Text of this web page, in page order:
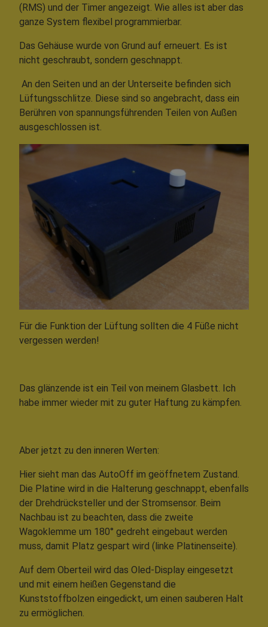
(RMS) und der Timer angezeigt. Wie alles ist aber das
ganze System flexibel programmierbar.
Das Gehäuse wurde von Grund auf erneuert. Es ist
nicht geschraubt, sondern geschnappt.
An den Seiten und an der Unterseite befinden sich
Lüftungsschlitze. Diese sind so angebracht, dass ein
Berühren von spannungsführenden Teilen von Außen
ausgeschlossen ist.
Für die Funktion der Lüftung sollten die 4 Füße nicht
vergessen werden!
Das glänzende ist ein Teil von meinem Glasbett. Ich
habe immer wieder mit zu guter Haftung zu kämpfen.
Aber jetzt zu den inneren Werten:
Hier sieht man das AutoOff im geöffnetem Zustand.
Die Platine wird in die Halterung geschnappt, ebenfalls
der Drehdrücksteller und der Stromsensor. Beim
Nachbau ist zu beachten, dass die zweite
Wagoklemme um 180° gedreht eingebaut werden
muss, damit Platz gespart wird (linke Platinenseite).
Auf dem Oberteil wird das Oled-Display eingesetzt
und mit einem heißen Gegenstand die
Kunststoffbolzen eingedickt, um einen sauberen Halt
zu ermöglichen.